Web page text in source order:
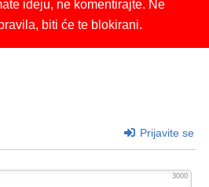
ideju, ne komentirajte. Ne
biti će te blokirani.
Prijavite se
3000